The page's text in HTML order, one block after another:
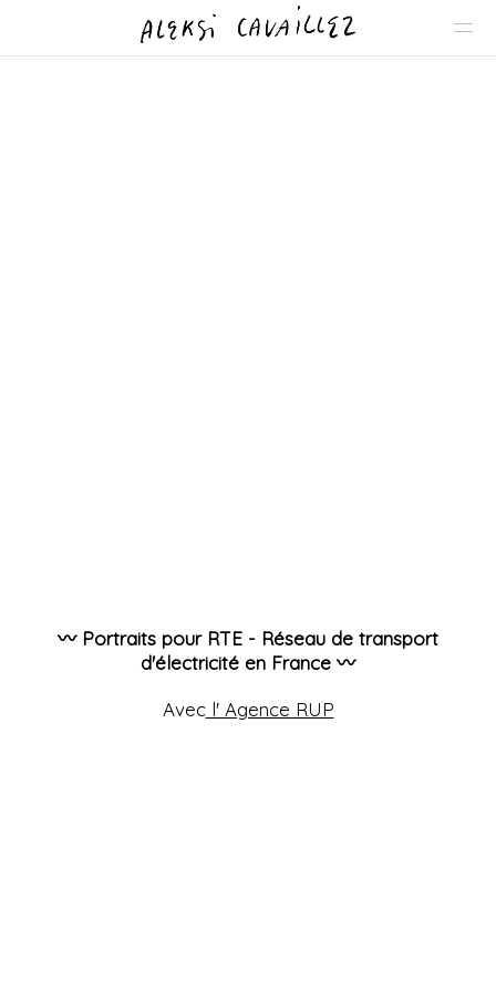
〰️ Portraits pour RTE - Réseau de transport
d'électricité en France 〰️
Avecl' Agence RUP